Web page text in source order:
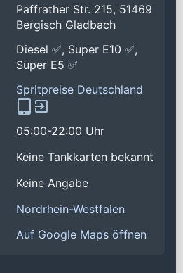
Paffrather Str. 215, 51469
Bergisch Gladbach
Diesel ✅, Super E10 ✅,
Super E5 ✅
Spritpreise Deutschland
05:00-22:00 Uhr
Keine Tankkarten bekannt
Keine Angabe
Nordrhein-Westfalen
Auf Google Maps öffnen